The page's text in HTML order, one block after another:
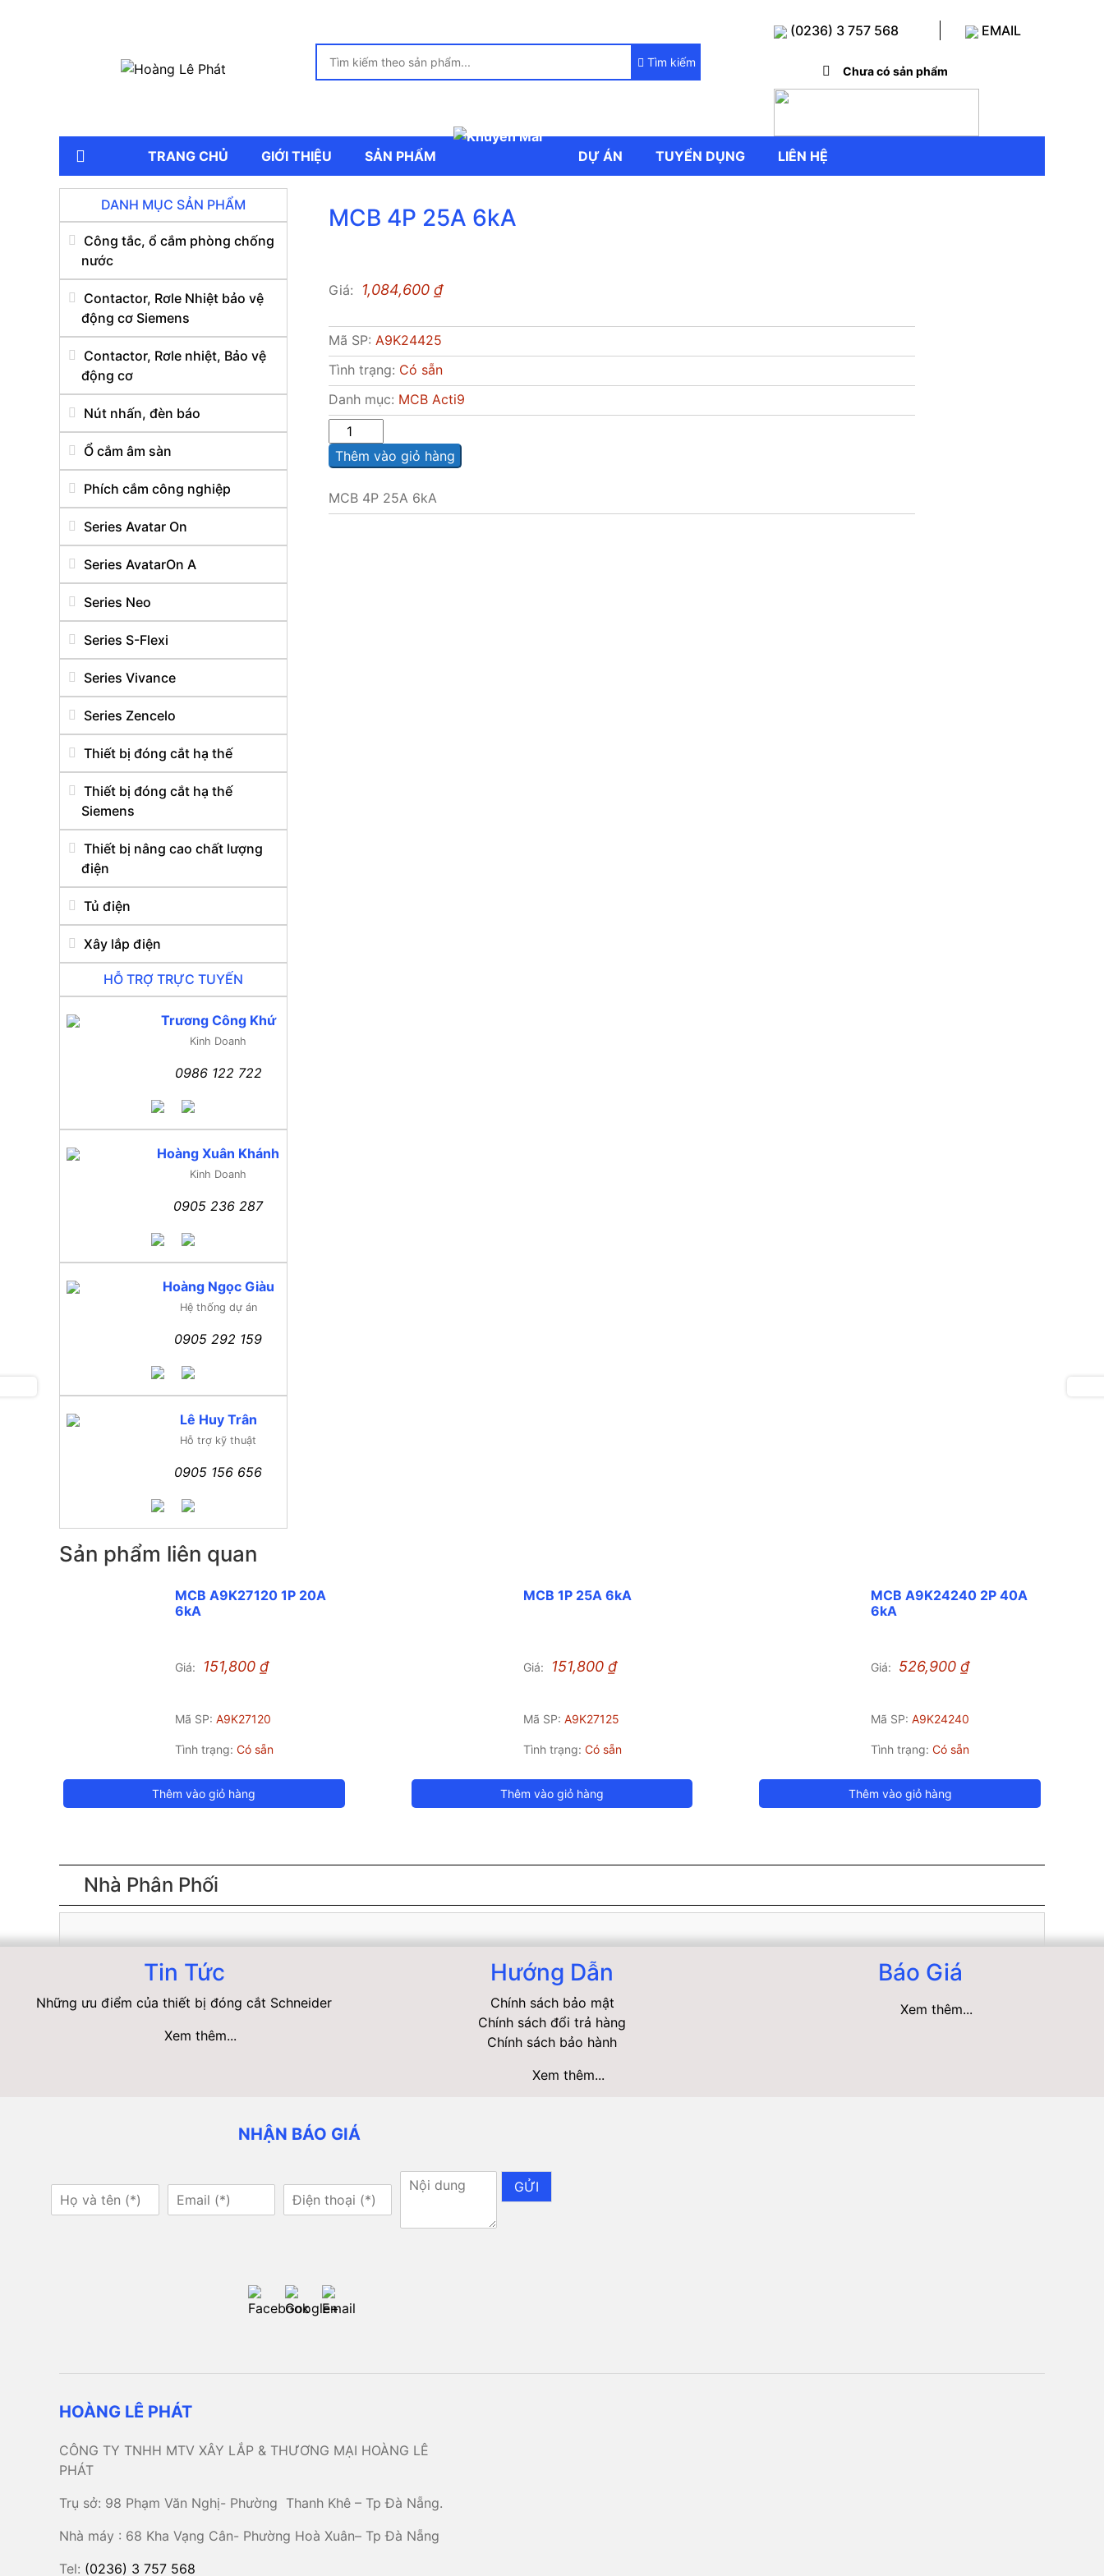
Tìm kiếm
(0236) 3 757 568 EMAIL
Chưa có sản phẩm
TRANG CHỦ GIỚI THIỆU SẢN PHẨM DỰ ÁN TUYỂN DỤNG LIÊN HỆ
DANH MỤC SẢN PHẨM
Công tắc, ổ cắm phòng chống
nước
Contactor, Rơle Nhiệt bảo vệ
động cơ Siemens
Contactor, Rơle nhiệt, Bảo vệ
động cơ
Nút nhấn, đèn báo
Ổ cắm âm sàn
Phích cắm công nghiệp
Series Avatar On
Series AvatarOn A
Series Neo
Series S-Flexi
Series Vivance
Series Zencelo
Thiết bị đóng cắt hạ thế
Thiết bị đóng cắt hạ thế
Siemens
Thiết bị nâng cao chất lượng
điện
Tủ điện
Xây lắp điện
HỖ TRỢ TRỰC TUYẾN
Trương Công Khứ
Kinh Doanh
0986 122 722
Hoàng Xuân Khánh
Kinh Doanh
0905 236 287
Hoàng Ngọc Giàu
Hệ thống dự án
0905 292 159
Lê Huy Trân
Hỗ trợ kỹ thuật
0905 156 656
MCB 4P 25A 6kA
Giá: 1,084,600 ₫
Mã SP: A9K24425
Tình trạng: Có sẵn
Danh mục: MCB Acti9
lượng
Thêm vào giỏ hàng
MCB 4P 25A 6kA
Sản phẩm liên quan
MCB A9K27120 1P 20A
6kA
Giá: 151,800₫
Mã SP:A9K27120
Tình trạng:Có sẵn
Thêm vào giỏ hàng
MCB 1P 25A 6kA
Giá: 151,800 ₫
Mã SP: A9K27125
Tình trạng: Có sẵn
Thêm vào giỏ hàng
MCB A9K24240 2P 40A
6kA
Giá: 526,900₫
Mã SP:A9K24240
Tình trạng:Có sẵn
Thêm vào giỏ hàng
Nhà Phân Phối
Tin Tức
Những ưu điểm của thiết bị đóng cắt Schneider
Xem thêm...
Hướng Dẫn
Chính sách bảo mật
Chính sách đổi trả hàng
Chính sách bảo hành
Xem thêm...
Báo Giá
Xem thêm...
NHẬN BÁO GIÁ
GỬI
HOÀNG LÊ PHÁT
CÔNG TY TNHH MTV XÂY LẮP & THƯƠNG MẠI HOÀNG LÊ
PHÁT
Trụ sở: 98 Phạm Văn Nghị- Phường Thanh Khê – Tp Đà Nẵng.
Nhà máy : 68 Kha Vạng Cân- Phường Hoà Xuân– Tp Đà Nẵng
Tel: (0236) 3 757 568